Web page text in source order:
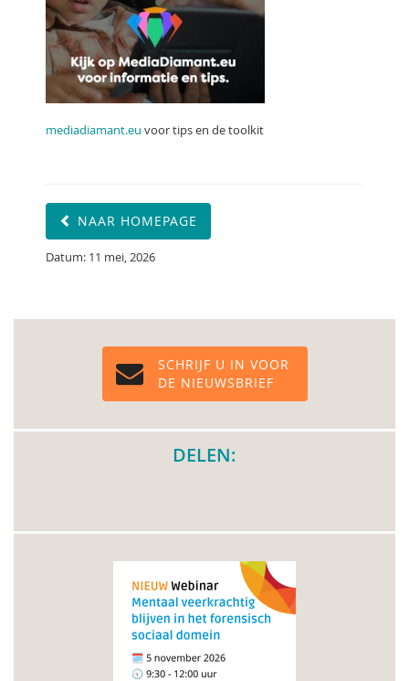
mediadiamant.eu voor tips en de toolkit
NAAR HOMEPAGE
Datum: 11 mei, 2026
SCHRIJF U IN VOOR
DE NIEUWSBRIEF
DELEN: